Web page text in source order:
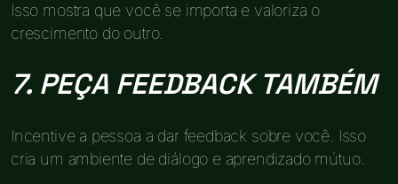
Isso mostra que você se importa e valoriza o
crescimento do outro.
7. PEÇA FEEDBACK TAMBÉM
Incentive a pessoa a dar feedback sobre você. Isso
cria um ambiente de diálogo e aprendizado mútuo.